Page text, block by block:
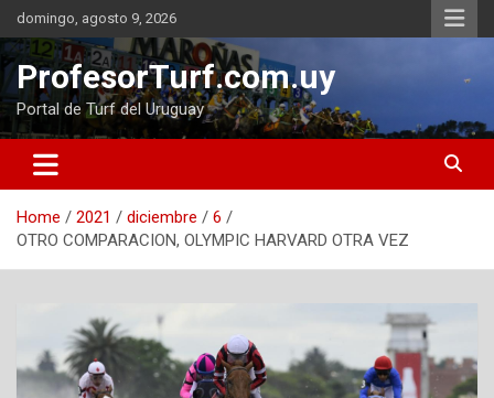
Skip
to
content
domingo, agosto 9, 2026
ProfesorTurf.com.uy
Portal de Turf del Uruguay
Home 2021 diciembre
6
OTRO COMPARACION, OLYMPIC HARVARD OTRA VEZ